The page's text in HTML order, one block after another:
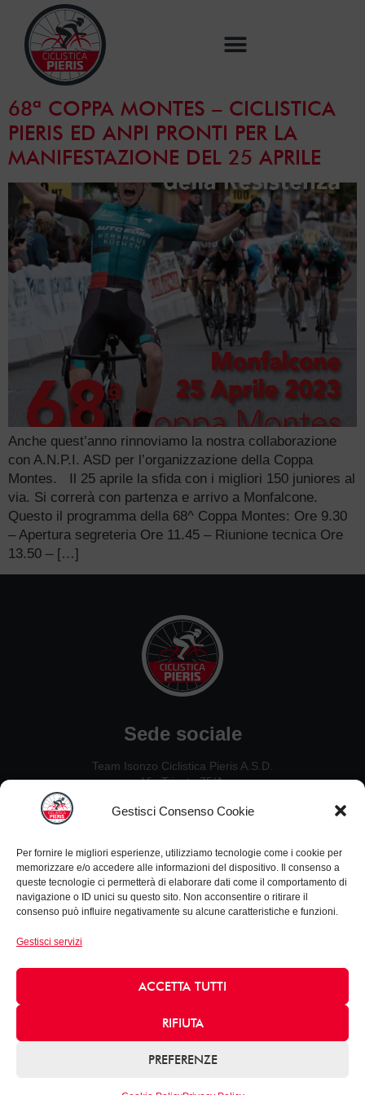
Gestisci Consenso Cookie
Per fornire le migliori esperienze, utilizziamo tecnologie come i cookie per
memorizzare e/o accedere alle informazioni del dispositivo. Il consenso a
queste tecnologie ci permetterà di elaborare dati come il comportamento di
navigazione o ID unici su questo sito. Non acconsentire o ritirare il
consenso può influire negativamente su alcune caratteristiche e funzioni.
Gestisci servizi
ACCETTA TUTTI
RIFIUTA
PREFERENZE
68ª COPPA MONTES – CICLISTICA
PIERIS ED ANPI PRONTI PER LA
MANIFESTAZIONE DEL 25 APRILE
Anche quest’anno rinnoviamo la nostra collaborazione
con A.N.P.I. ASD per l’organizzazione della Coppa
Montes. Il 25 aprile la sfida con i migliori 150 juniores al
via. Si correrà con partenza e arrivo a Monfalcone.
Questo il programma della 68^ Coppa Montes: Ore 9.30
– Apertura segreteria Ore 11.45 – Riunione tecnica Ore
13.50 – […]
Sede sociale
Team Isonzo Ciclistica Pieris A.S.D.
Via Trieste 75/A
Ezio De Crignis: 328 2637451
Guido Carlet: 333 5342954
Nillo Canciani: 338 4933730
Leonardo Zanello: 347 4656952
Privacy Policy